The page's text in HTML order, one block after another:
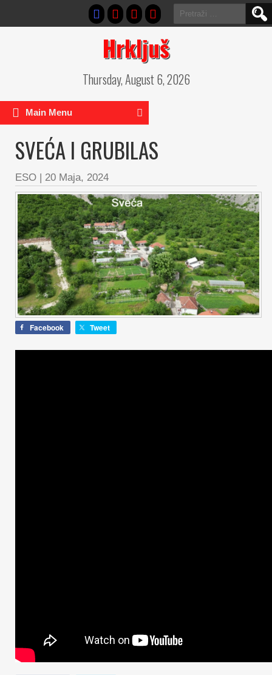
Pretraga:
Hrkljuš
Thursday, August 6, 2026
Main Menu
SVEĆA I GRUBILAS
ESO | 20 Maja, 2024
Facebook Tweet